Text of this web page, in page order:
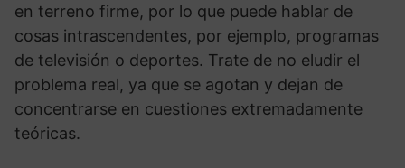
en terreno firme, por lo que puede hablar de
cosas intrascendentes, por ejemplo, programas
de televisión o deportes. Trate de no eludir el
problema real, ya que se agotan y dejan de
concentrarse en cuestiones extremadamente
teóricas.